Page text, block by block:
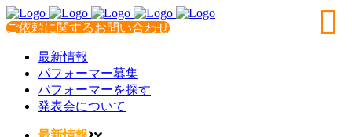
ご依頼に関するお問い合わせ
最新情報
パフォーマー募集
パフォーマーを探す
発表会について